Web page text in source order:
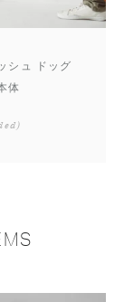
シュ ドッグ
体